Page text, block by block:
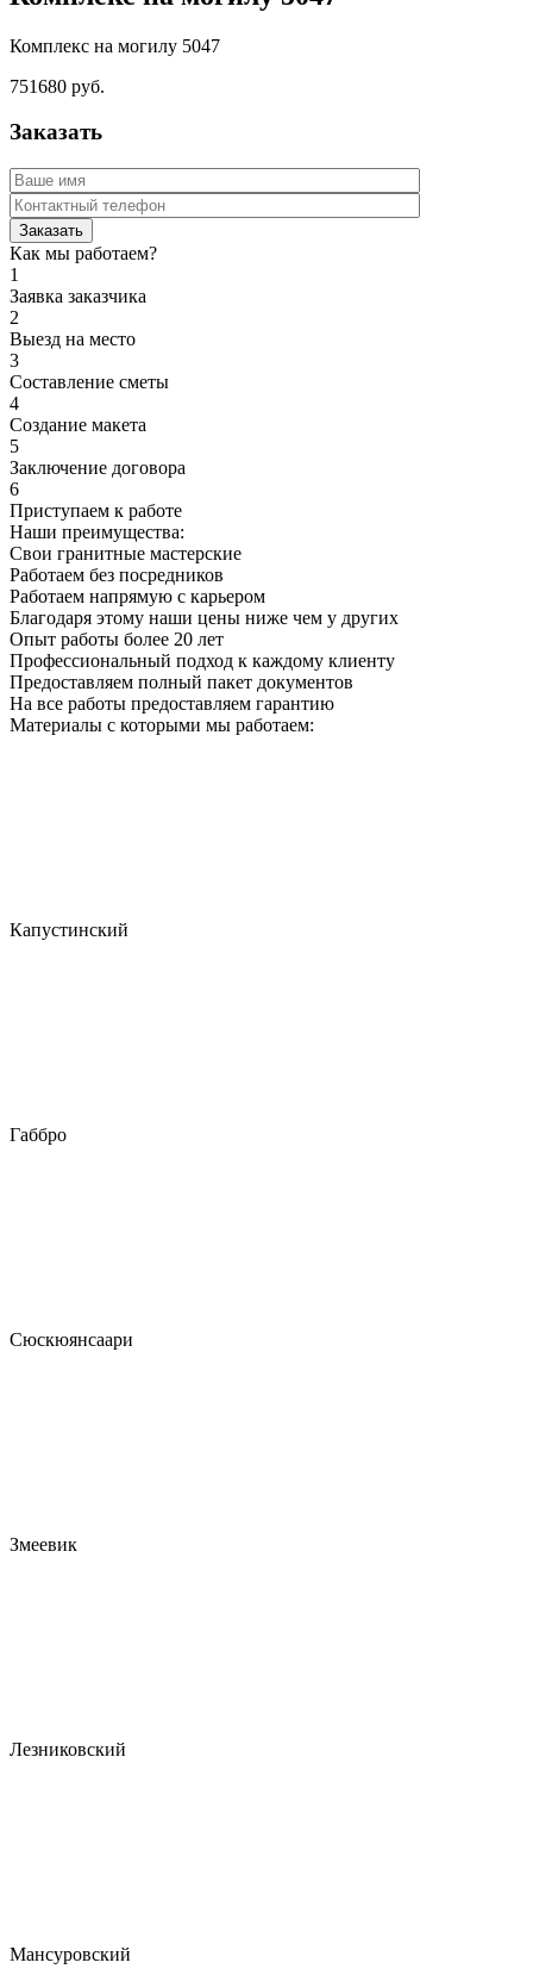
Комплекс на могилу 5047
751680 руб.
Заказать
Как мы работаем?
1
Заявка заказчика
2
Выезд на место
3
Составление сметы
4
Создание макета
5
Заключение договора
6
Приступаем к работе
Наши преимущества:
Свои гранитные мастерские
Работаем без посредников
Работаем напрямую с карьером
Благодаря этому наши цены ниже чем у других
Опыт работы более 20 лет
Профессиональный подход к каждому клиенту
Предоставляем полный пакет документов
На все работы предоставляем гарантию
Материалы с которыми мы работаем:
Капустинский
Габбро
Сюскюянсаари
Змеевик
Лезниковский
Мансуровский